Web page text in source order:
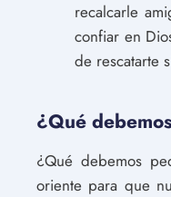
recalcarle
confiar en
de rescatarte
¿Qué
¿Qué debemos
oriente para que